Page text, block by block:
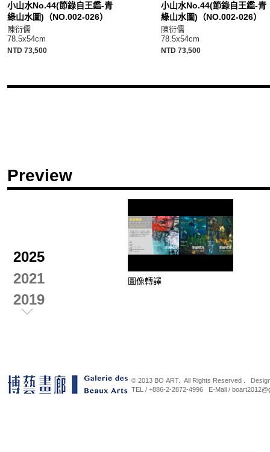
小山水No.44(節錄自王鑑-青
綠山水圖)（NO.002-026）
陳衍儒
78.5x54cm
NTD 73,500
小山水No.44(節錄自王鑑-青
綠山水圖)（NO.002-026）
陳衍儒
78.5x54cm
NTD 73,500
Preview
2025
2021
2019
2015
圖像轉譯
© 2013 BO ART. All Rights Reserved .
TEL / +886-2-2872-4996 E-Mail /